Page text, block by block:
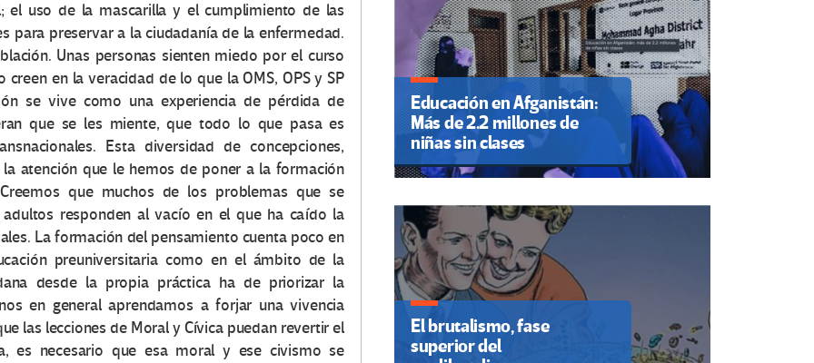
el uso de la mascarilla y el cumplimiento de las
para preservar a la ciudadanía de la enfermedad.
Unas personas sienten miedo por el curso
en la veracidad de lo que la OMS, OPS y SP
se vive como una experiencia de pérdida de
que se les miente, que todo lo que pasa es
Esta diversidad de concepciones,
atención que le hemos de poner a la formación
Creemos que muchos de los problemas que se
responden al vacío en el que ha caído la
La formación del pensamiento cuenta poco en
preuniversitaria como en el ámbito de la
desde la propia práctica ha de priorizar la
en general aprendamos a forjar una vivencia
las lecciones de Moral y Cívica puedan revertir el
es necesario que esa moral y ese civismo se
Educación en Afganistán:
Más de 2.2 millones de
niñas sin clases
El brutalismo, fase
superior del